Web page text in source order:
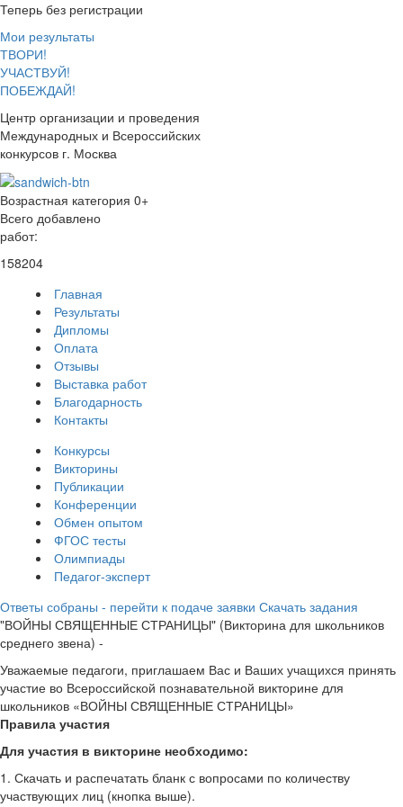
Теперь без регистрации
Мои результаты
ТВОРИ!
УЧАСТВУЙ!
ПОБЕЖДАЙ!
Центр организации и проведения
Международных и Всероссийских
конкурсов г. Москва
Возрастная категория 0+
Всего добавлено
работ:
158204
Главная
Результаты
Дипломы
Оплата
Отзывы
Выставка работ
Благодарность
Контакты
Конкурсы
Викторины
Публикации
Конференции
Обмен опытом
ФГОС тесты
Олимпиады
Педагог-эксперт
Ответы собраны - перейти к подаче заявки Скачать задания
"ВОЙНЫ СВЯЩЕННЫЕ СТРАНИЦЫ" (Викторина для школьников
среднего звена) -
Уважаемые педагоги, приглашаем Вас и Ваших учащихся принять
участие во Всероссийской познавательной викторине для
школьников «ВОЙНЫ СВЯЩЕННЫЕ СТРАНИЦЫ»
Правила участия
Для участия в викторине необходимо:
1. Скачать и распечатать бланк с вопросами по количеству
участвующих лиц (кнопка выше).